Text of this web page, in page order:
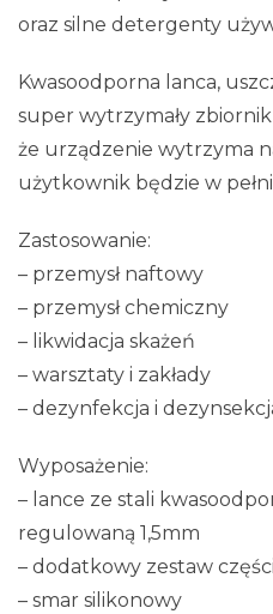
oraz silne detergenty
Kwasoodporna lanca,
super wytrzymały
że urządzenie wytrzyma
użytkownik będzie w
Zastosowanie:
– przemysł naftowy
– przemysł chemiczny
– likwidacja skażeń
– warsztaty i zakłady
– dezynfekcja i
Wyposażenie:
– lance ze stali
regulowaną 1,5mm
– dodatkowy zestaw
– smar silikonowy